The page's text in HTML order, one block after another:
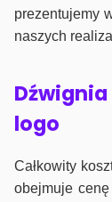
prezentujemy
naszych
logo
Całkowity
obejmuje